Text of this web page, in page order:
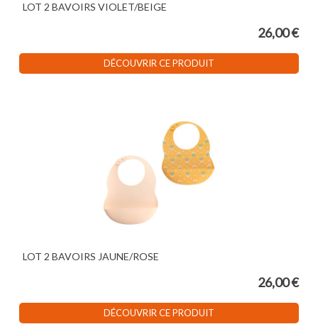
LOT 2 BAVOIRS VIOLET/BEIGE
26,00 €
DÉCOUVRIR CE PRODUIT
LOT 2 BAVOIRS JAUNE/ROSE
26,00 €
DÉCOUVRIR CE PRODUIT